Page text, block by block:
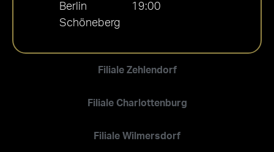
Filiale Zehlendorf
Filiale Charlottenburg
Filiale Wilmersdorf
Berlin
Schöneberg
19:00